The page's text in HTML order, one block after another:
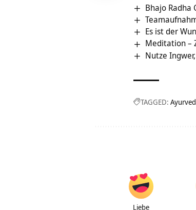
Bhajo Radha
Es ist der
Meditation –
Nutze
TAGGED:
Liebe